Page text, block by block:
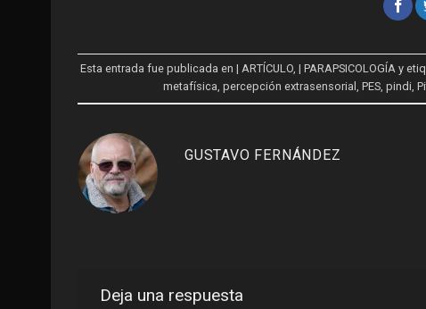
Esta entrada fue publicada en | ARTÍCULO, | PARAPSICOLOGÍAy
metafísica, percepción extrasensorial , PES, pindi,
GUSTAVO FERNÁNDEZ
Deja una respuesta